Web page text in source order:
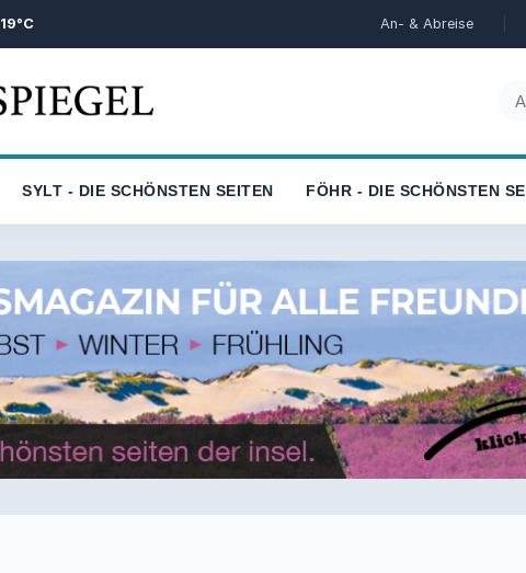
19°C An- & Abreise
SYLT - DIE SCHÖNSTEN SEITEN FÖHR - DIE SCHÖNSTEN